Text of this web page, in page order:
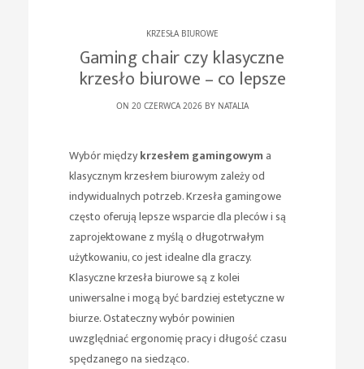
KRZESŁA BIUROWE
Gaming chair czy klasyczne
krzesło biurowe – co lepsze
ON 20 CZERWCA 2026 BY NATALIA
Wybór międzykrzesłem gamingowyma
klasycznym krzesłem biurowym zależy od
indywidualnych potrzeb. Krzesła gamingowe
często oferują lepsze wsparcie dla pleców i są
zaprojektowane z myślą o długotrwałym
użytkowaniu, co jest idealne dla graczy.
Klasyczne krzesła biurowe są z kolei
uniwersalne i mogą być bardziej estetyczne w
biurze. Ostateczny wybór powinien
uwzględniać ergonomię pracy i długość czasu
spędzanego na siedząco.